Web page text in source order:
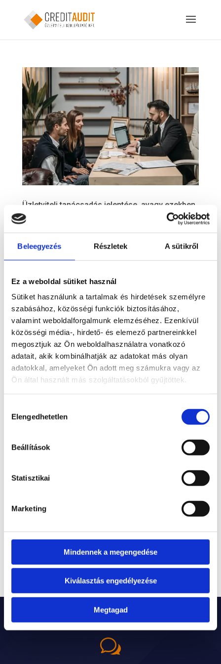
Beleegyezés Részletek A sütikről
Ez a weboldal sütiket használ
Sütiket használunk a tartalmak és hirdetések személyre
szabásához, közösségi funkciók biztosításához,
valamint weboldalforgalmunk elemzéséhez. Ezenkívül
közösségi média-, hirdető- és elemező partnereinkkel
megosztjuk az Ön weboldalhasználatra vonatkozó
adatait, akik kombinálhatják az adatokat más olyan
adatokkal, amelyeket Ön adott meg számukra vagy az
Ön által használt más szolgáltatásokból gyűjtöttek.
kiválasztása
Elengedhetetlen
Beállítások
Statisztikai
Marketing
Mindennek a megengedése
Kiválasztás engedélyezése
Megtagad
Üzletviteli tanácsadás jelentése, avagy ezekben
segít a Credit-Audit
írta:
Üzletviteli tanácsadás
Sokan találkoznak a kifejezéssel, de kevesen tudják,
mit is takar pontosan. Az üzletviteli tanácsadás
tanács: egy komplex vezetési és működési
támogatást jelent, amely segít a cégvezetőknek a
helyes irány...
Keresés
Recent Posts
Egy furcsa szerkezetátalakítás – vagy mégsem az
Követelés elengedése cégeknek és
Üzletviteli tanácsadás jelentése, avagy ezekben
A Kft. ügyvezető felelőssége – mikor felel
Törlesztési moratórium – gyakorlati útmutató
2026-ban
Recent Comments
Nincs megjeleníthető bejegyzés.
w